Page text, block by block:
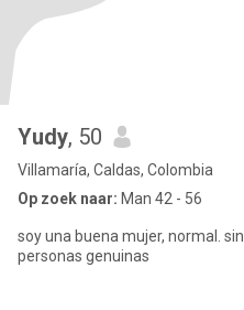
Yudy, 50
Villamaría, Caldas, Colombia
Op zoek naar: Man 42 - 56
soy una buena mujer, normal.
personas genuinas